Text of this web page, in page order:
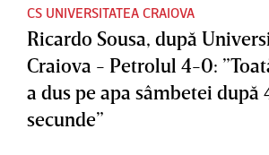
CS UNIVERSITATEA CRAIOVA
Ricardo Sousa, după
Craiova - Petrolul 4-0:
a dus pe apa sâmbetei după
secunde”